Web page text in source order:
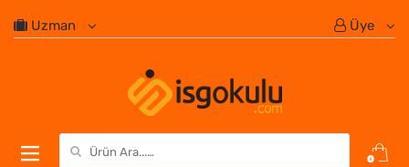
Uzman Üye
Search for:
0